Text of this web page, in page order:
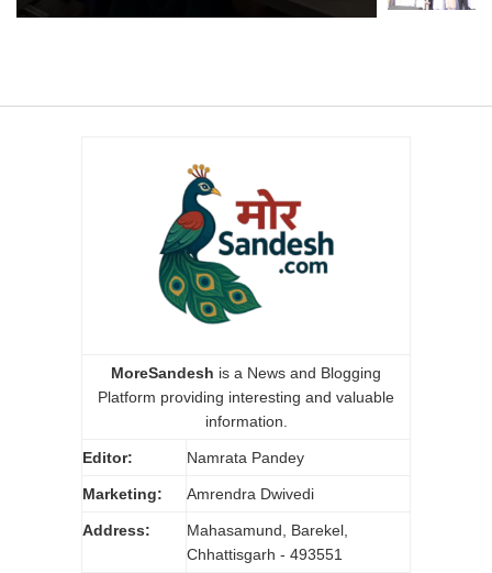
MoreSandesh is a News and Blogging
Platform providing interesting and valuable
information.
Editor: Namrata Pandey
Marketing: Amrendra Dwivedi
Address:
Mahasamund, Barekel,
Chhattisgarh - 493551